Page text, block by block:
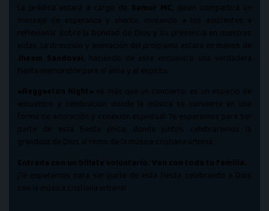
La prédica estará a cargo de Samur MC , quien compartirá un
mensaje de esperanza y aliento, invitando a los asistentes a
reflexionar sobre la bondad de Dios y su presencia en nuestras
vidas. La dirección y animación del programa estará en manos de
Jheam Sandoval , haciendo de este encuentro una verdadera
fiesta memorable para el alma y el espíritu.
«Reggaeton Night» es más que un concierto; es un espacio de
encuentro y celebración donde la música se convierte en una
forma de adoración y conexión espiritual. Te esperamos para ser
parte de esta fiesta única, donde juntos celebraremos la
grandeza de Dios al ritmo de la música cristiana urbana.
Entrada con un billete voluntario. Ven con toda tu familia.
¡Te esperamos para ser parte de esta fiesta celebrando a Dios
con la música cristiana urbana!